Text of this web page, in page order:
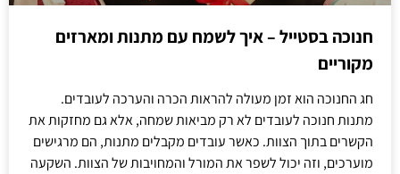
חנוכה בסטייל – איך לשמח עם מתנות ומארזים
מקוריים
חג החנוכה הוא זמן מעולה להראות הכרה והערכה לעובדים.
מתנות חנוכה לעובדים לא רק מביאות שמחה, אלא גם מחזקות את
הקשרים בתוך הצוות. כאשר עובדים מקבלים מתנות, הם מרגישים
מוערכים, וזה יכול לשפר את המורל והמחויבות של הצוות. השקעה